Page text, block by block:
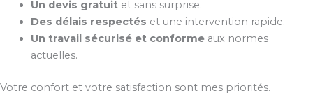
Un devis gratuitet sans surprise.
Des délais respectés et une intervention rapide.
Un travail sécurisé et conformeaux normes
actuelles.
Votre confort et votre satisfaction sont mes priorités.